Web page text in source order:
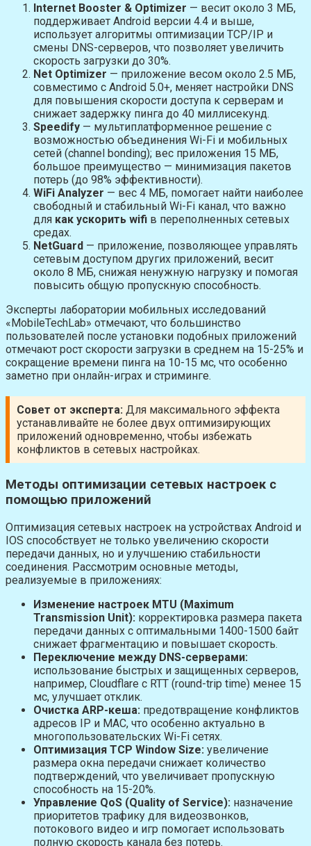
Internet Booster & Optimizer — весит около 3 МБ,
поддерживает Android версии 4.4 и выше,
использует алгоритмы оптимизации TCP/IP и
смены DNS-серверов, что позволяет увеличить
скорость загрузки до 30%.
Net Optimizer — приложение весом около 2.5 МБ,
совместимо с Android 5.0+, меняет настройки DNS
для повышения скорости доступа к серверам и
снижает задержку пинга до 40 миллисекунд.
Speedify — мультиплатформенное решение с
возможностью объединения Wi-Fi и мобильных
сетей (channel bonding); вес приложения 15 МБ,
большое преимущество — минимизация пакетов
потерь (до 98% эффективности).
WiFi Analyzer — вес 4 МБ, помогает найти наиболее
свободный и стабильный Wi-Fi канал, что важно
для как ускорить wifi в переполненных сетевых
средах.
NetGuard — приложение, позволяющее управлять
сетевым доступом других приложений, весит
около 8 МБ, снижая ненужную нагрузку и помогая
повысить общую пропускную способность.
Эксперты лаборатории мобильных исследований
«MobileTechLab» отмечают, что большинство
пользователей после установки подобных приложений
отмечают рост скорости загрузки в среднем на 15-25% и
сокращение времени пинга на 10-15 мс, что особенно
заметно при онлайн-играх и стриминге.
Совет от эксперта: Для максимального эффекта
устанавливайте не более двух оптимизирующих
приложений одновременно, чтобы избежать
конфликтов в сетевых настройках.
Методы оптимизации сетевых настроек с
помощью приложений
Оптимизация сетевых настроек на устройствах Android и
IOS способствует не только увеличению скорости
передачи данных, но и улучшению стабильности
соединения. Рассмотрим основные методы,
реализуемые в приложениях:
Изменение настроек MTU (Maximum
Transmission Unit): корректировка размера пакета
передачи данных с оптимальными 1400-1500 байт
снижает фрагментацию и повышает скорость.
Переключение между DNS-серверами:
использование быстрых и защищенных серверов,
например, Cloudflare с RTT (round-trip time) менее 15
мс, улучшает отклик.
Очистка ARP-кеша: предотвращение конфликтов
адресов IP и MAC, что особенно актуально в
многопользовательских Wi-Fi сетях.
Оптимизация TCP Window Size: увеличение
размера окна передачи снижает количество
подтверждений, что увеличивает пропускную
способность на 15-20%.
Управление QoS (Quality of Service): назначение
приоритетов трафику для видеозвонков,
потокового видео и игр помогает использовать
полную скорость канала без потерь.